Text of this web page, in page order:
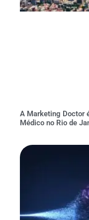
A Marketing Doctor
Médico no Rio de